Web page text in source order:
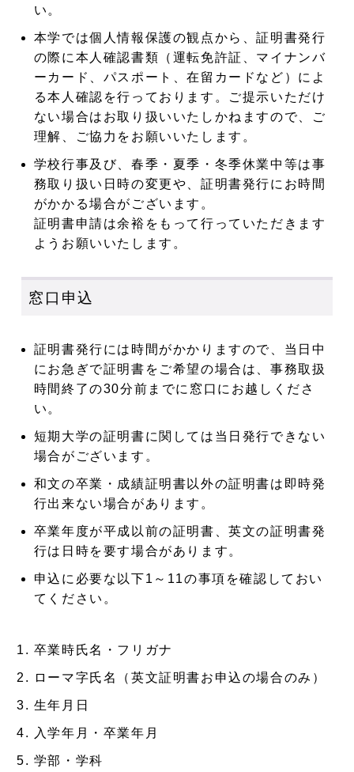
い。
本学では個人情報保護の観点から、証明書発行
の際に本人確認書類（運転免許証、マイナンバ
ーカード、パスポート、在留カードなど）によ
る本人確認を行っております。ご提示いただけ
ない場合はお取り扱いいたしかねますので、ご
理解、ご協力をお願いいたします。
学校行事及び、春季・夏季・冬季休業中等は事
務取り扱い日時の変更や、証明書発行にお時間
がかかる場合がございます。
証明書申請は余裕をもって行っていただきます
ようお願いいたします。
窓口申込
証明書発行には時間がかかりますので、当日中
にお急ぎで証明書をご希望の場合は、事務取扱
時間終了の30分前までに窓口にお越しくださ
い。
短期大学の証明書に関しては当日発行できない
場合がございます。
和文の卒業・成績証明書以外の証明書は即時発
行出来ない場合があります。
卒業年度が平成以前の証明書、英文の証明書発
行は日時を要す場合があります。
申込に必要な以下1～11の事項を確認しておい
てください。
卒業時氏名・フリガナ
ローマ字氏名（英文証明書お申込の場合のみ）
生年月日
入学年月・卒業年月
学部・学科